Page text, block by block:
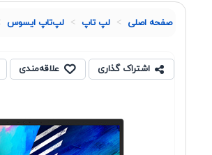
صفحه اصلی لپ تاپ لپ‌تاپ ایسوس
اشتراک گذاری علاقه‌مندی